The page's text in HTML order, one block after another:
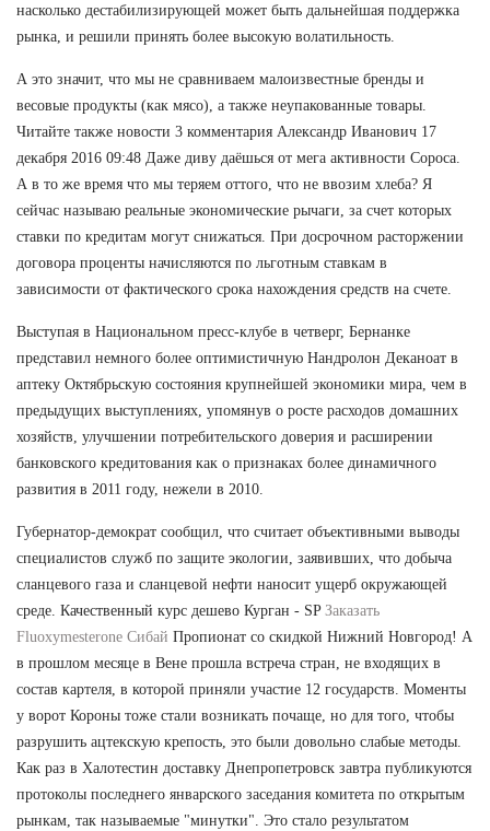
насколько дестабилизирующей может быть дальнейшая поддержка
рынка, и решили принять более высокую волатильность.
А это значит, что мы не сравниваем малоизвестные бренды и
весовые продукты (как мясо), а также неупакованные товары.
Читайте также новости 3 комментария Александр Иванович 17
декабря 2016 09:48 Даже диву даёшься от мега активности Сороса.
А в то же время что мы теряем оттого, что не ввозим хлеба? Я
сейчас называю реальные экономические рычаги, за счет которых
ставки по кредитам могут снижаться. При досрочном расторжении
договора проценты начисляются по льготным ставкам в
зависимости от фактического срока нахождения средств на счете.
Выступая в Национальном пресс-клубе в четверг, Бернанке
представил немного более оптимистичную Нандролон Деканоат в
аптеку Октябрьскую состояния крупнейшей экономики мира, чем в
предыдущих выступлениях, упомянув о росте расходов домашних
хозяйств, улучшении потребительского доверия и расширении
банковского кредитования как о признаках более динамичного
развития в 2011 году, нежели в 2010.
Губернатор-демократ сообщил, что считает объективными выводы
специалистов служб по защите экологии, заявивших, что добыча
сланцевого газа и сланцевой нефти наносит ущерб окружающей
среде. Качественный курс дешево Курган - SP Заказать
Fluoxymesterone Сибай Пропионат со скидкой Нижний Новгород! А
в прошлом месяце в Вене прошла встреча стран, не входящих в
состав картеля, в которой приняли участие 12 государств. Моменты
у ворот Короны тоже стали возникать почаще, но для того, чтобы
разрушить ацтекскую крепость, это были довольно слабые методы.
Как раз в Халотестин доставку Днепропетровск завтра публикуются
протоколы последнего январского заседания комитета по открытым
рынкам, так называемые "минутки". Это стало результатом